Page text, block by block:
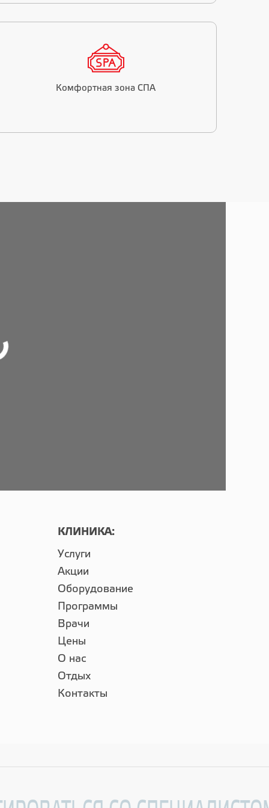
Комфортная зона СПА
КЛИНИКА:
Услуги
Акции
Оборудование
Программы
Врачи
Цены
О нас
Отдых
Контакты